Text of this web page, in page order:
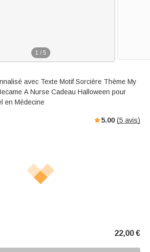
1 / 5
avec Texte Motif Sorcière Thème My
A Nurse Cadeau Halloween pour
en Médecine
5.00 (5 avis)
22,00 €